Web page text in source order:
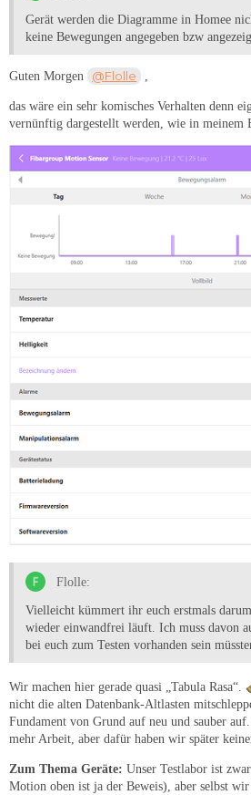
Gerät werden die Diagramme in Homee
keine Bewegungen angegeben bzw
Guten Morgen @Flolle ,
das wäre ein sehr komisches Verhalten denn
vernünftig dargestellt werden, wie in meinem
Flolle:
Vielleicht kümmert ihr euch erstmals
wieder einwandfrei läuft. Ich muss davon
bei euch zum Testen vorhanden sein
Wir machen hier gerade quasi „Tabula Rasa“.
nicht die alten Datenbank-Altlasten
Fundament von Grund auf neu und sauber
mehr Arbeit, aber dafür haben wir später
Zum Thema Geräte: Unser Testlabor ist
Motion oben ist ja der Beweis), aber selbst